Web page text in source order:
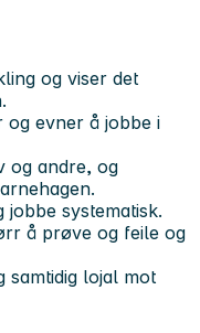
og viser det
og evner å jobbe i
og andre, og
systematisk.
å prøve og feile og
samtidig lojal mot